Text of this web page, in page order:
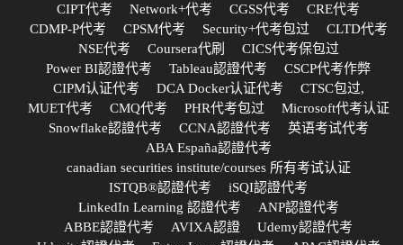
CIPT代考
Network+代考 CGSS代考
CRE代考
CDMP-P代考
CPSM代考 Security+代考包过
CLTD代考
NSE代考
Coursera代刷
CICS代考保包过
Power BI認證代考
Tableau認證代考
CSCP代考作弊
CIPM认证代考
DCA Docker认证代考
CTSC包过,
MUET代考
CMQ代考 PHR代考包过
Microsoft代考认证
Snowflake認證代考
CCNA認證代考
英语考试代考
ABA España認證代考
canadian securities institute/courses 所有考试认证
ISTQB®認證代考
iSQI認證代考
LinkedIn Learning 認證代考
ANP認證代考
ABBE認證代考
AVIXA認證
Udemy認證代考